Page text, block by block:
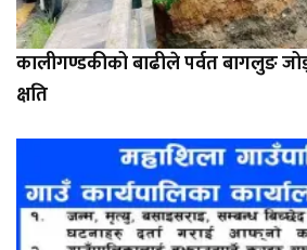
कालीगण्डकीको बाढीले पर्वत बागलुङ
क्षति